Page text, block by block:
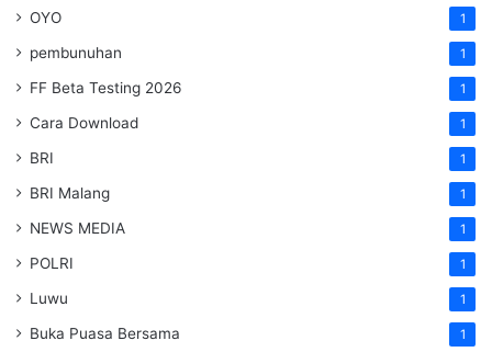
OYO 1
pembunuhan 1
FF Beta Testing 2026 1
Cara Download 1
BRI 1
BRI Malang 1
NEWS MEDIA 1
POLRI 1
Luwu 1
Buka Puasa Bersama 1